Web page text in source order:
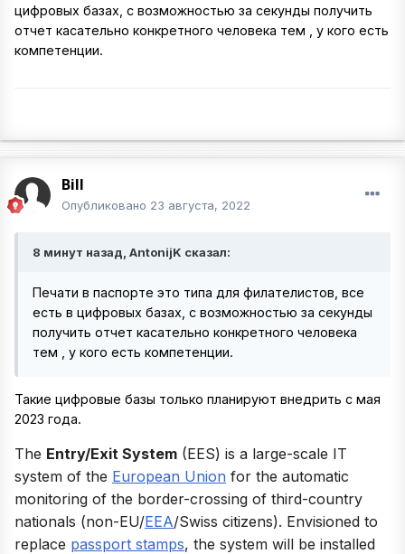
цифровых базах, с возможностью за секунды получить
отчет касательно конкретного человека тем , у кого есть
компетенции.
Bill
Опубликовано 23 августа, 2022
8 минут назад, AntonijK сказал:
Печати в паспорте это типа для филателистов, все
есть в цифровых базах, с возможностью за секунды
получить отчет касательно конкретного человека
тем , у кого есть компетенции.
Такие цифровые базы только планируют внедрить с мая
2023 года.
The Entry/Exit System (EES) is a large-scale IT
system of the European Union for the automatic
monitoring of the border-crossing of third-country
nationals (non-EU/EEA/Swiss citizens). Envisioned to
replace passport stamps, the system will be installed